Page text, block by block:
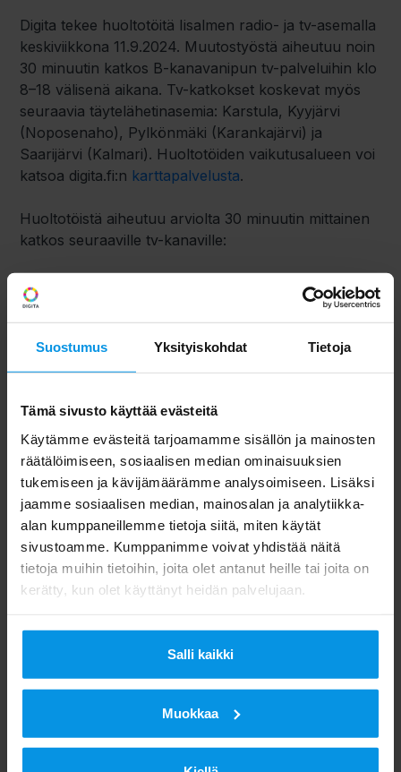
Suostumus Yksityiskohdat Tietoja
Tämä sivusto käyttää evästeitä
Käytämme evästeitä tarjoamamme sisällön ja mainosten
räätälöimiseen, sosiaalisen median ominaisuuksien
tukemiseen ja kävijämäärämme analysoimiseen. Lisäksi
jaamme sosiaalisen median, mainosalan ja analytiikka-
alan kumppaneillemme tietoja siitä, miten käytät
sivustoamme. Kumppanimme voivat yhdistää näitä
tietoja muihin tietoihin, joita olet antanut heille tai joita on
kerätty, kun olet käyttänyt heidän palvelujaan.
Salli kaikki
Muokkaa
Digita tekee huoltotöitä Iisalmen radio- ja tv-asemalla
keskiviikkona 11.9.2024. Muutostyöstä aiheutuu noin
30 minuutin katkos B-kanavanipun tv-palveluihin klo
8–18 välisenä aikana. Tv-katkokset koskevat myös
seuraavia täytelähetinasemia: Karstula, Kyyjärvi
(Noposenaho), Pylkönmäki (Karankajärvi) ja
Saarijärvi (Kalmari). Huoltotöiden vaikutusalueen voi
katsoa digita.fi:n karttapalvelusta.
Huoltotöistä aiheutuu arviolta 30 minuutin mittainen
katkos seuraaville tv-kanaville:
Yle TV1 HD, Yle TV2 HD, Yle Teema & Fem HD,
MTV3 HD ja Nelonen HD
Huoltotöiden varapäivä on 12.9.2024
pyrimme pitämään katkokset mahdollisimman
lyhyinä. Teemme verkkojen huoltotöitä säännöllisesti
varmistaaksemme luotettavat radio- ja tv-lähetykset
vuoden jokaisena päivänä ja kaikissa tilanteissa.
Kuluttajat:
Digita Info
ma-pe klo 8.00–20.00
info@digita.fi
8,21 senttiä puhelulta sekä 5,9 senttiä minuutilta ja
matkapuhelimesta 8,21 senttiä puhelulta sekä 16,9
senttiä minuutilta.